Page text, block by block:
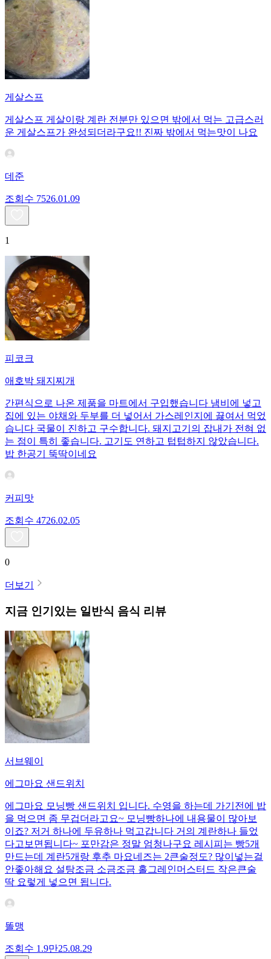
게살스프
게살스프 게살이랑 계란 전분만 있으면 밖에서 먹는 고급스러
운 게살스프가 완성되더라구요!! 진짜 밖에서 먹는맛이 나요
데준
조회수 7526.01.09
1
피코크
애호박 돼지찌개
간편식으로 나온 제품을 마트에서 구입했습니다 냄비에 넣고
집에 있는 야채와 두부를 더 넣어서 가스레인지에 끓여서 먹었
습니다 국물이 진하고 구수합니다. 돼지고기의 잡내가 전혀 없
는 점이 특히 좋습니다. 고기도 연하고 텁텁하지 않았습니다.
밥 한공기 뚝딱이네요
커피맛
조회수 4726.02.05
0
더보기
지금 인기있는 일반식 음식 리뷰
서브웨이
에그마요 샌드위치
에그마요 모닝빵 샌드위치 입니다. 수영을 하는데 가기전에 밥
을 먹으면 좀 무겁더라고요~ 모닝빵하나에 내용물이 많아보
이죠? 저거 하나에 두유하나 먹고갑니다 거의 계란하나 들었
다고보면됩니다~ 포만감은 정말 엄청나구요 레시피는 빵5개
만드는데 계란5개랑 후추 마요네즈는 2큰술정도? 많이넣는걸
안좋아해요 설탕조금 소금조금 홀그레인머스터드 작은큰술
딱 요렇게 넣으면 됩니다.
똘맹
조회수 1.9만25.08.29